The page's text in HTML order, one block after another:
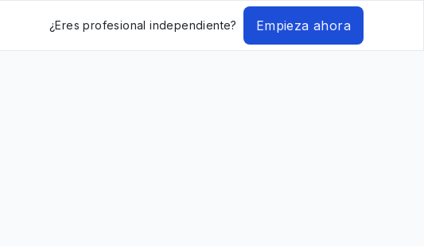
¿Eres profesional independiente? Empieza ahora